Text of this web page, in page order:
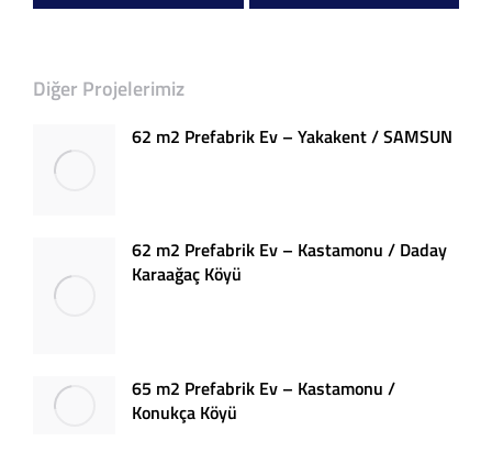
Diğer Projelerimiz
62 m2 Prefabrik Ev – Yakakent / SAMSUN
62 m2 Prefabrik Ev – Kastamonu / Daday
Karaağaç Köyü
65 m2 Prefabrik Ev – Kastamonu /
Konukça Köyü